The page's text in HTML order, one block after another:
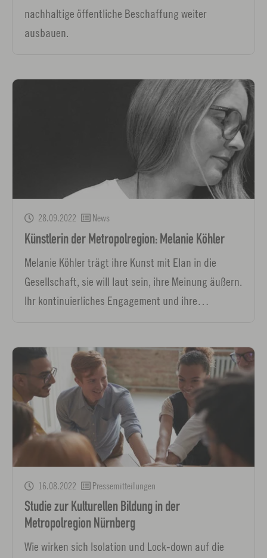
nachhaltige öffentliche Beschaffung weiter
ausbauen.
28.09.2022 News
Künstlerin der Metropolregion: Melanie Köhler
Melanie Köhler trägt ihre Kunst mit Elan in die
Gesellschaft, sie will laut sein, ihre Meinung äußern.
Ihr kontinuierliches Engagement und ihre…
16.08.2022 Pressemitteilungen
Studie zur Kulturellen Bildung in der
Metropolregion Nürnberg
Wie wirken sich Isolation und Lock-down auf die